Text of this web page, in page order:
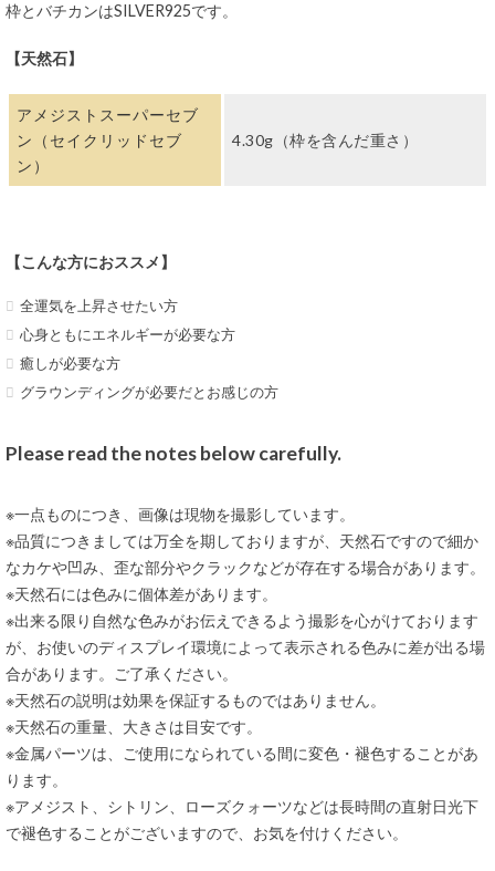
枠とバチカンはSILVER925です。
【天然石】
アメジストスーパーセブ
ン（セイクリッドセブ
ン）
4.30g（枠を含んだ重さ）
【こんな方におススメ】
全運気を上昇させたい方
心身ともにエネルギーが必要な方
癒しが必要な方
グラウンディングが必要だとお感じの方
Please read the notes below carefully.
※一点ものにつき、画像は現物を撮影しています。
※品質につきましては万全を期しておりますが、天然石ですので細か
なカケや凹み、歪な部分やクラックなどが存在する場合があります。
※天然石には色みに個体差があります。
※出来る限り自然な色みがお伝えできるよう撮影を心がけております
が、お使いのディスプレイ環境によって表示される色みに差が出る場
合があります。ご了承ください。
※天然石の説明は効果を保証するものではありません。
※天然石の重量、大きさは目安です。
※金属パーツは、ご使用になられている間に変色・褪色することがあ
ります。
※アメジスト、シトリン、ローズクォーツなどは長時間の直射日光下
で褪色することがございますので、お気を付けください。